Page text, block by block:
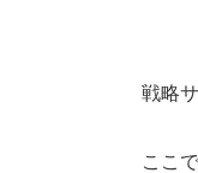
戦略
ここ